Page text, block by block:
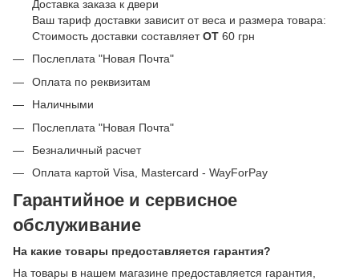
Доставка заказа к двери
Ваш тариф доставки зависит от веса и размера товара:
Стоимость доставки составляетОТ 60 грн
Послеплата "Новая Почта"
Оплата по реквизитам
Наличными
Послеплата "Новая Почта"
Безналичный расчет
Оплата картой Visa, Mastercard - WayForPay
Гарантийное и сервисное
обслуживание
На какие товары предоставляется гарантия?
На товары в нашем магазине предоставляется гарантия,